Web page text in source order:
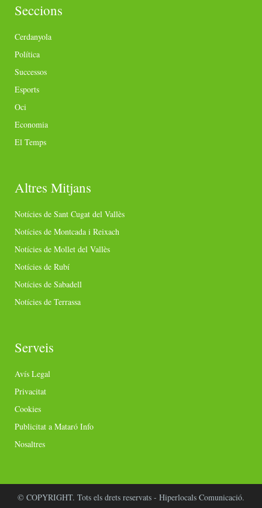
Seccions
Cerdanyola
Política
Successos
Esports
Oci
Economia
El Temps
Altres Mitjans
Notícies de Sant Cugat del Vallès
Notícies de Montcada i Reixach
Notícies de Mollet del Vallès
Notícies de Rubí
Notícies de Sabadell
Notícies de Terrassa
Serveis
Avís Legal
Privacitat
Cookies
Publicitat a Mataró Info
Nosaltres
© COPYRIGHT. Tots els drets reservats - Hiperlocals Comunicació.